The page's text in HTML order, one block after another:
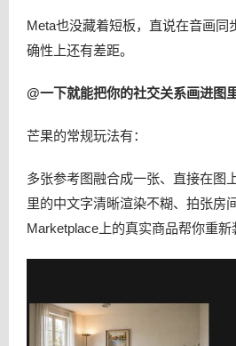
Meta也没藏着短板，直说在音画同
确性上还有差距。
@一下就能把你的社交关系画进图
芒果的常规玩法有：
多张参考图融合成一张、直接在图
里的中文字清晰渲染不糊、拍张房
Marketplace上的真实商品帮你重